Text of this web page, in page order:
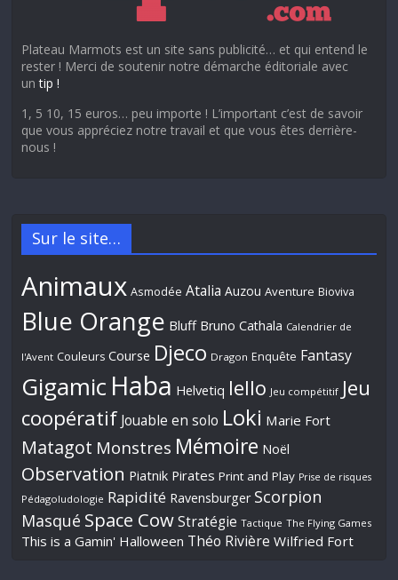
Plateau Marmots est un site sans publicité… et qui entend le
rester ! Merci de soutenir notre démarche éditoriale avec
untip !
1, 5 10, 15 euros… peu importe ! L’important c’est de savoir
que vous appréciez notre travail et que vous êtes derrière-
nous !
Sur le site…
Animaux Asmodée Atalia Auzou Aventure Bioviva
Blue Orange Bluff Bruno Cathala Calendrier de
l'Avent Couleurs Course Djeco Dragon Enquête Fantasy
Gigamic Haba Helvetiq Iello Jeu compétitif Jeu
coopératif Jouable en solo Loki Marie Fort
Matagot Monstres Mémoire Noël
Observation Piatnik Pirates Print and Play Prise de risques
Pédagoludologie Rapidité Ravensburger Scorpion
Masqué Space Cow Stratégie Tactique The Flying Games
This is a Gamin' Halloween Théo Rivière Wilfried Fort